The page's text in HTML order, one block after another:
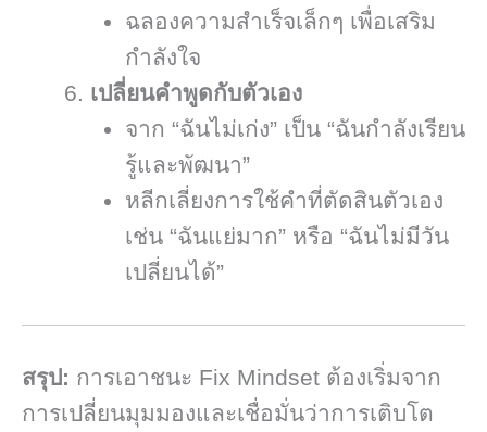
ฉลองความสำเร็จเล็กๆ เพื่อเสริม
กำลังใจ
เปลี่ยนคำพูดกับตัวเอง
จาก “ฉันไม่เก่ง” เป็น “ฉันกำลังเรียน
รู้และพัฒนา”
หลีกเลี่ยงการใช้คำที่ตัดสินตัวเอง
เช่น “ฉันแย่มาก” หรือ “ฉันไม่มีวัน
เปลี่ยนได้”
สรุป: การเอาชนะ Fix Mindset ต้องเริ่มจาก
การเปลี่ยนมุมมองและเชื่อมั่นว่าการเติบโต